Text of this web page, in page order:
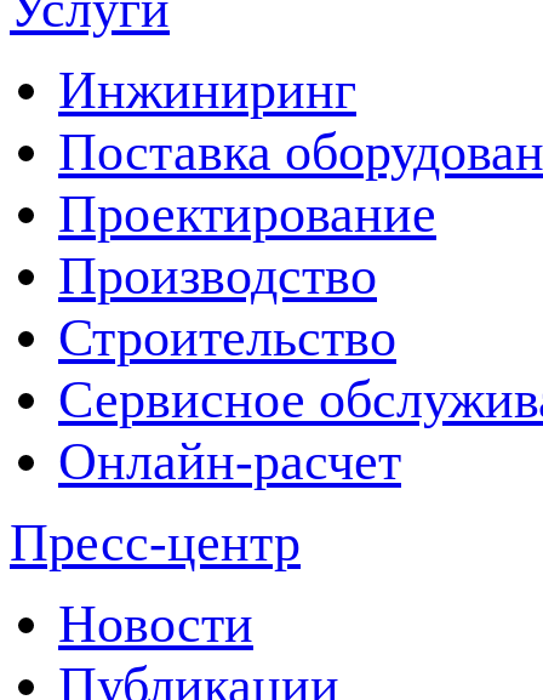
Инжиниринг
Поставка
Проектирование
Производство
Строительство
Сервисное
Онлайн-расчет
Пресс-центр
Новости
Публикации